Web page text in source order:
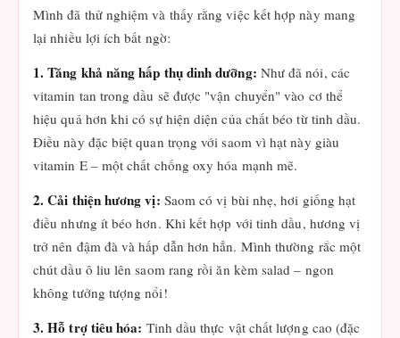
Mình đã thử nghiệm và thấy rằng việc kết hợp này mang
lại nhiều lợi ích bất ngờ:
1. Tăng khả năng hấp thụ dinh dưỡng: Như đã nói, các
vitamin tan trong dầu sẽ được "vận chuyển" vào cơ thể
hiệu quả hơn khi có sự hiện diện của chất béo từ tinh dầu.
Điều này đặc biệt quan trọng với saom vì hạt này giàu
vitamin E – một chất chống oxy hóa mạnh mẽ.
2. Cải thiện hương vị: Saom có vị bùi nhẹ, hơi giống hạt
điều nhưng ít béo hơn. Khi kết hợp với tinh dầu, hương vị
trở nên đậm đà và hấp dẫn hơn hẳn. Mình thường rắc một
chút dầu ô liu lên saom rang rồi ăn kèm salad – ngon
không tưởng tượng nổi!
3. Hỗ trợ tiêu hóa: Tinh dầu thực vật chất lượng cao (đặc